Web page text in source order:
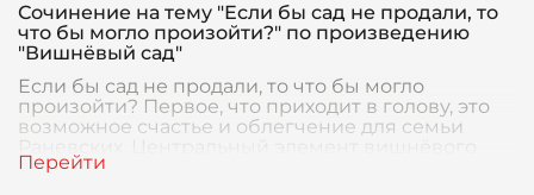
Сочинение на тему "Если бы сад не продали, то
что бы могло произойти?" по произведению
"Вишнёвый сад"
Если бы сад не продали, то что бы могло
произойти? Первое, что приходит в голову, это
возможное счастье и облегчение для семьи
Раневских. Центральный элемент вишнёвого
сада в прои